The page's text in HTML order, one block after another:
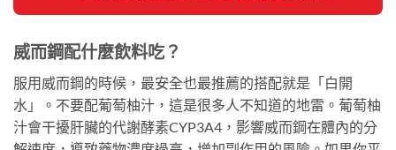
威而鋼配什麼飲料吃？
服用威而鋼的時候，最安全也最推薦的搭配就是「白開
水」。不要配葡萄柚汁，這是很多人不知道的地雷。葡萄柚
汁會干擾肝臟的代謝酵素CYP3A4，影響威而鋼在體內的分